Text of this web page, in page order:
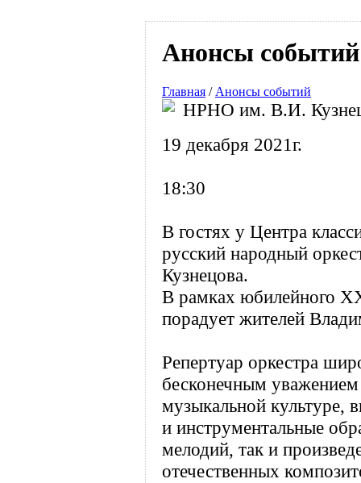
Анонсы событий
Главная /Анонсы событий
НРНО им. В.И.
19 декабря 2021г.
18:30
В гостях у Центра
русский народный
Кузнецова.
В рамках юбилейного
порадует жителей
Репертуар оркестра
бесконечным уважением
музыкальной культуре,
и инструментальные
мелодий, так и
отечественных